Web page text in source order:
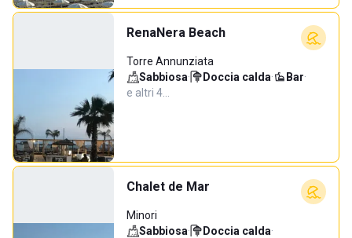
RenaNera Beach
Torre Annunziata
Sabbiosa· Doccia calda· Bar·
e altri 4…
Chalet de Mar
Minori
Sabbiosa· Doccia calda·